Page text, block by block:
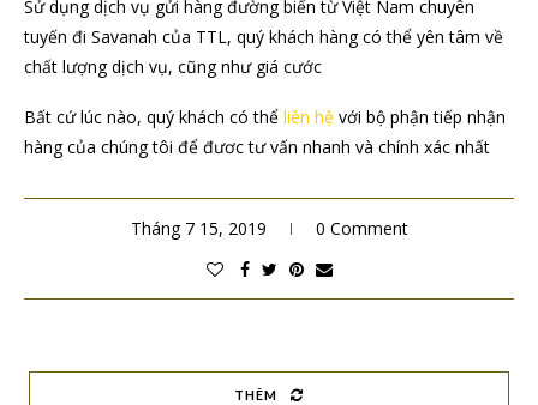
Sử dụng dịch vụ gửi hàng đường biển từ Việt Nam chuyên
tuyến đi Savanah của TTL, quý khách hàng có thể yên tâm về
chất lượng dịch vụ, cũng như giá cước
Bất cứ lúc nào, quý khách có thể liên hệ với bộ phận tiếp nhận
hàng của chúng tôi để đươc tư vấn nhanh và chính xác nhất
Tháng 7 15, 2019 0 Comment
THÊM